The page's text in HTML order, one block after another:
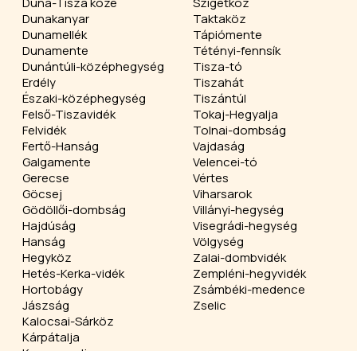
Dunakanyar
Dunamellék
Dunamente
Dunántúli-középhegység
Erdély
Északi-középhegység
Felső-Tiszavidék
Felvidék
Fertő-Hanság
Galgamente
Gerecse
Göcsej
Gödöllői-dombság
Hajdúság
Hanság
Hegyköz
Hetés-Kerka-vidék
Hortobágy
Jászság
Kalocsai-Sárköz
Kárpátalja
Taktaköz
Tápiómente
Tétényi-fennsík
Tisza-tó
Tiszahát
Tiszántúl
Tokaj-Hegyalja
Tolnai-dombság
Vajdaság
Velencei-tó
Vértes
Viharsarok
Villányi-hegység
Visegrádi-hegység
Völgység
Zalai-dombvidék
Zempléni-hegyvidék
Zsámbéki-medence
Zselic